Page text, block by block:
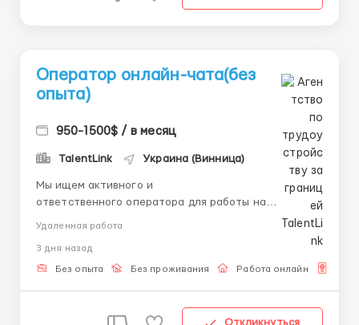
Оператор онлайн-чата(без
опыта)
950-1500$ / в месяц
TalentLink Украина (Винница)
Мы ищем активного и
ответственного оператора для работы на
мы будем рады видеть вас в нашей команде. Ваша
основная задача — составление писем,
Удаленная работа
3 дня назад
Без опыта Без проживания Работа онлайн
Откликнуться